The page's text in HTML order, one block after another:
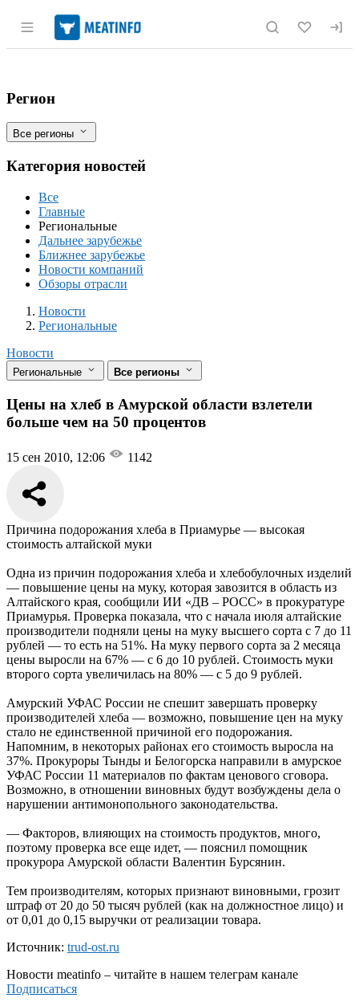
Раздел навигации по сайту
Цены на хлеб в Амурской области
Фильтры
Регион
Все регионы
Категория новостей
Все
Главные
Региональные
Дальнее зарубежье
Ближнее зарубежье
Новости компаний
Обзоры отрасли
Новости
Разделы
Новости
Региональные
Новости
Региональные Все регионы
Цены на хлеб в Амурской области взлетели
больше чем на 50 процентов
15 сен 2010, 12:06 1142
Причина подорожания хлеба в Приамурье — высокая
стоимость алтайской муки
Одна из причин подорожания хлеба и хлебобулочных изделий
— повышение цены на муку, которая завозится в область из
Алтайского края, сообщили ИИ «ДВ – РОСС» в прокуратуре
Приамурья. Проверка показала, что с начала июля алтайские
производители подняли цены на муку высшего сорта с 7 до 11
рублей — то есть на 51%. На муку первого сорта за 2 месяца
цены выросли на 67% — с 6 до 10 рублей. Стоимость муки
второго сорта увеличилась на 80% — с 5 до 9 рублей.
Амурский УФАС России не спешит завершать проверку
производителей хлеба — возможно, повышение цен на муку
стало не единственной причиной его подорожания.
Напомним, в некоторых районах его стоимость выросла на
37%. Прокуроры Тынды и Белогорска направили в амурское
УФАС России 11 материалов по фактам ценового сговора.
Возможно, в отношении виновных будут возбуждены дела о
нарушении антимонопольного законодательства.
— Факторов, влияющих на стоимость продуктов, много,
поэтому проверка все еще идет, — пояснил помощник
прокурора Амурской области Валентин Бурсянин.
Тем производителям, которых признают виновными, грозит
штраф от 20 до 50 тысяч рублей (как на должностное лицо) и
от 0,01 до 0,15 выручки от реализации товара.
Источник: trud-ost.ru
Новости meatinfo – читайте в нашем телеграм канале
Подписаться